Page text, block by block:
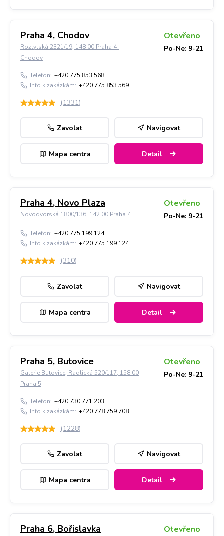
Praha 4, Chodov
Roztylská 2321/19, 148 00 Praha 4-
Chodov
Otevřeno
Po-Ne: 9-21
Telefon: +420 775 853 568
Info k zakázkám: +420 775 853 569
(1331)
Zavolat Navigovat
Mapa centra Detail
Praha 4, Novo Plaza
Novodvorská 1800/136, 142 00 Praha 4
Otevřeno
Po-Ne: 9-21
Telefon: +420 775 199 124
Info k zakázkám: +420 775 199 124
(310)
Zavolat Navigovat
Mapa centra Detail
Praha 5, Butovice
Galerie Butovice, Radlická 520/117, 158 00
Praha 5
Otevřeno
Po-Ne: 9-21
Telefon: +420 730 771 203
Info k zakázkám: +420 778 759 708
(1228)
Zavolat Navigovat
Mapa centra Detail
Praha 6, Bořislavka Otevřeno